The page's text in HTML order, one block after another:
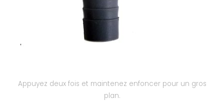
Appuyez deux fois et maintenez enfoncer pour un gros
plan.